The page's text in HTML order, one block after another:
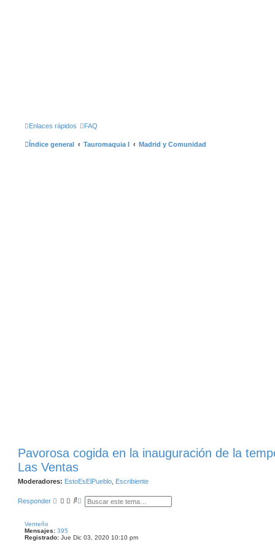
Enlaces rápidos FAQ
Índice general Tauromaquia I Madrid y Comunidad
Pavorosa cogida en la inauguración de la
Las Ventas
Moderadores: EstoEsElPueblo Escribiente
Responder
B
r
B
E
Venteño
Mensajes: 395
Registrado: Jue Dic 03, 2020 10:10 pm